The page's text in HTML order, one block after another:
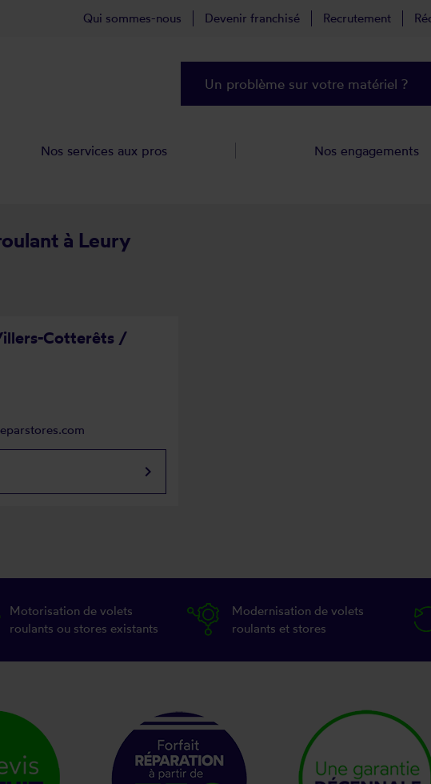
à Leury
Cotterêts /
keyboard_arrow_right
Motorisation de volets
roulants ou stores existants
Modernisation de volets
roulants et stores
Qui sommes-nous Devenir franchisé Recrutement
Un problème sur votre matériel ?
Nos services aux pros Nos engagements